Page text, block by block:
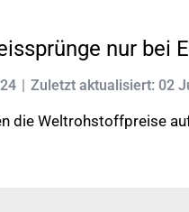
nur bei
Zuletzt aktualisiert: 02
die Weltrohstoffpreise